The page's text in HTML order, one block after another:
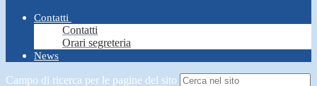
Contatti
Contatti
Orari segreteria
News
Campo di ricerca per le pagine del sito